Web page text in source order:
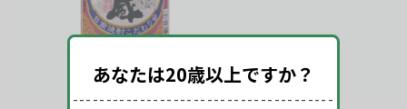
あなたは20歳以上ですか？
---------------------------------------